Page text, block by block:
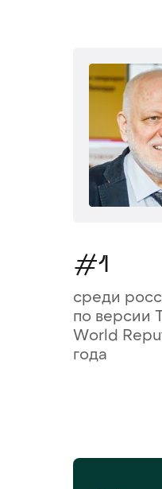
#1
среди
по версии
World
года